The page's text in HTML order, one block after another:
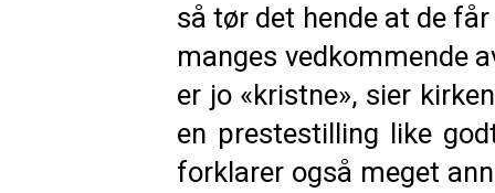
så tør det hende at de
manges vedkommende
er jo «kristne», sier
en prestestilling like
forklarer også meget